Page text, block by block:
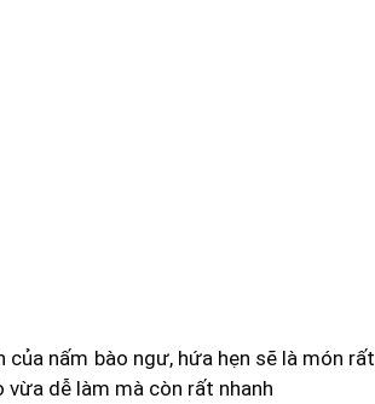
nấm bào ngư, hứa hẹn sẽ là món rất
dễ làm mà còn rất nhanh